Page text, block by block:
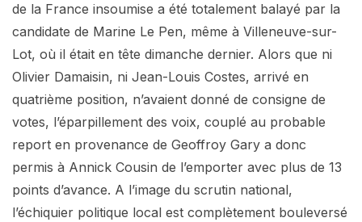
de la France insoumise a été totalement balayé par la
candidate de Marine Le Pen, même à Villeneuve-sur-
Lot, où il était en tête dimanche dernier. Alors que ni
Olivier Damaisin, ni Jean-Louis Costes, arrivé en
quatrième position, n’avaient donné de consigne de
votes, l’éparpillement des voix, couplé au probable
report en provenance de Geoffroy Gary a donc
permis à Annick Cousin de l’emporter avec plus de 13
points d’avance. A l’image du scrutin national,
l’échiquier politique local est complètement bouleversé